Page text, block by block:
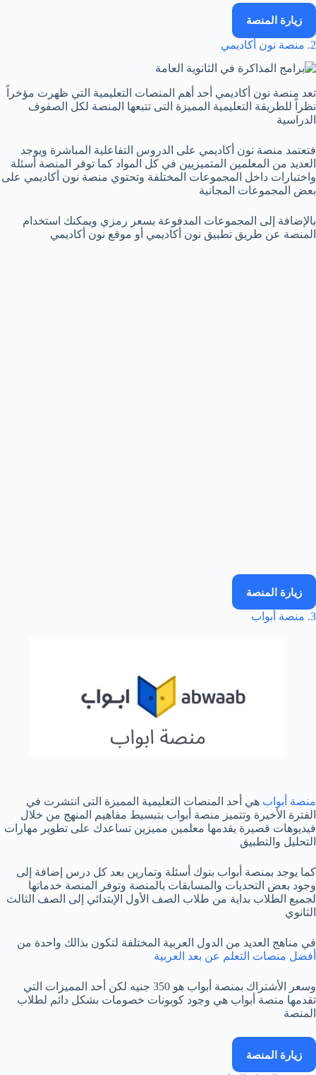
زيارة المنصة
2. منصة نون أكاديمي
تعد منصة نون أكاديمي أحد أهم المنصات التعليمية التي ظهرت مؤخراً
نظراً للطريقة التعليمية المميزة التى تتبعها المنصة لكل الصفوف
الدراسية
فتعتمد منصة نون أكاديمي على الدروس التفاعلية المباشرة ويوجد
العديد من المعلمين المتميزيين في كل المواد كما توفر المنصة أسئلة
واختبارات داخل المجموعات المختلفة وتحتوي منصة نون أكاديمي على
بعض المجموعات المجانية
بالإضافة إلى المجموعات المدفوعة بسعر رمزي ويمكنك استخدام
المنصة عن طريق تطبيق نون أكاديمي أو موقع نون أكاديمي
زيارة المنصة
3. منصة أبواب
منصة أبواب هي أحد المنصات التعليمية المميزة التى انتشرت في
الفترة الأخيرة وتتميز منصة أبواب بتبسيط مفاهيم المنهج من خلال
فيديوهات قصيرة يقدمها معلمين مميزين تساعدك على تطوير مهارات
التحليل والتطبيق
كما يوجد بمنصة أبواب بنوك أسئلة وتمارين بعد كل درس إضافة إلى
وجود بعض التحديات والمسابقات بالمنصة وتوفر المنصة خدماتها
لجميع الطلاب بداية من طلاب الصف الأول الإبتدائي إلى الصف الثالث
الثانوي
في مناهج العديد من الدول العربية المختلفة لتكون بذالك واحدة من
أفضل منصات التعلم عن بعد العربية
وسعر الأشتراك بمنصة أبواب هو 350 جنيه لكن أحد المميزات التي
تقدمها منصة أبواب هي وجود كوبونات خصومات بشكل دائم لطلاب
المنصة
زيارة المنصة